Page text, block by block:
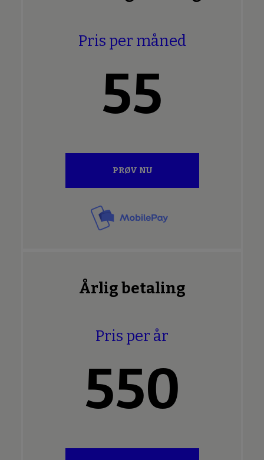
Pris per måned
55
PRØV NU
Årlig betaling
Pris per år
550